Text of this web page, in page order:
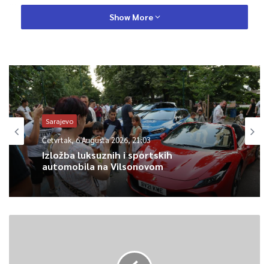
“Islamska zajednica je tu da bude na usluzi i to pokazuje na
različite načine. U svojim nastojanjima Islamska zajednica ima
veći broj onih kojima je Kur’an na prvom mjestu“, istaknuo je
Zajimović.
0
Article Rating
Show More
Sarajevo
Četvrtak, 6 Augusta 2026, 21:03
Izložba luksuznih i sportskih
automobila na Vilsonovom